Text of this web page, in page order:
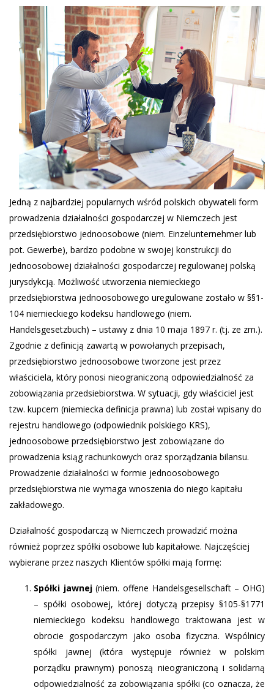
Jedną z najbardziej popularnych wśród polskich obywateli form
prowadzenia działalności gospodarczej w Niemczech jest
przedsiębiorstwo jednoosobowe (niem. Einzelunternehmer lub
pot. Gewerbe), bardzo podobne w swojej konstrukcji do
jednoosobowej działalności gospodarczej regulowanej polską
jurysdykcją. Możliwość utworzenia niemieckiego
przedsiębiorstwa jednoosobowego uregulowane zostało w §§1-
104 niemieckiego kodeksu handlowego (niem.
Handelsgesetzbuch) – ustawy z dnia 10 maja 1897 r. (tj. ze zm.).
Zgodnie z definicją zawartą w powołanych przepisach,
przedsiębiorstwo jednoosobowe tworzone jest przez
właściciela, który ponosi nieograniczoną odpowiedzialność za
zobowiązania przedsiebiorstwa. W sytuacji, gdy właściciel jest
tzw. kupcem (niemiecka definicja prawna) lub został wpisany do
rejestru handlowego (odpowiednik polskiego KRS),
jednoosobowe przedsiębiorstwo jest zobowiązane do
prowadzenia ksiąg rachunkowych oraz sporządzania bilansu.
Prowadzenie działalności w formie jednoosobowego
przedsiębiorstwa nie wymaga wnoszenia do niego kapitału
zakładowego.
Działalność gospodarczą w Niemczech prowadzić można
również poprzez spółki osobowe lub kapitałowe. Najczęściej
wybierane przez naszych Klientów spółki mają formę:
Spółki jawnej(niem. offene Handelsgesellschaft – OHG)
– spółki osobowej, której dotyczą przepisy §105-§1771
niemieckiego kodeksu handlowego traktowana jest w
obrocie gospodarczym jako osoba fizyczna. Wspólnicy
spółki jawnej (która występuje również w polskim
porządku prawnym) ponoszą nieograniczoną i solidarną
odpowiedzialność za zobowiązania spółki (co oznacza, że